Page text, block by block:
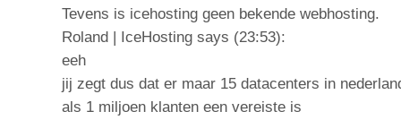
Tevens is icehosting geen bekende webhosting.
Roland | IceHosting says (23:53):
eeh
jij zegt dus dat er maar 15 datacenters in
als 1 miljoen klanten een vereiste is